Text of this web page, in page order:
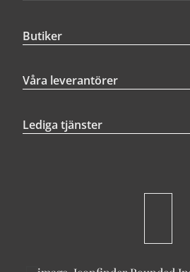
Butiker
Våra leverantörer
Lediga tjänster